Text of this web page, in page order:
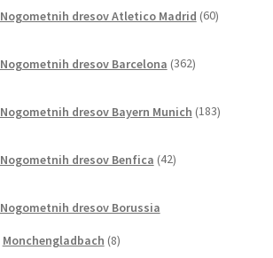
Nogometnih dresov Atletico Madrid 60izdelkov
Nogometnih dresov Barcelona 362izdelkov
Nogometnih dresov Bayern Munich 183izdelkov
Nogometnih dresov Benfica 42izdelkov
Nogometnih dresov Borussia
Monchengladbach 88